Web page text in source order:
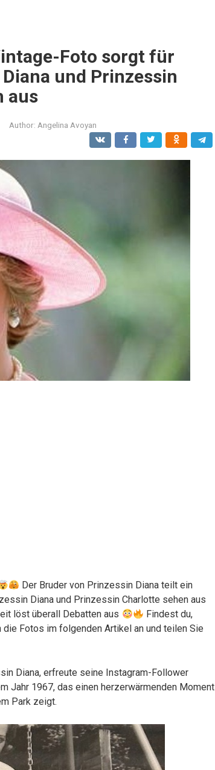
Foto sorgt für
und Prinzessin
aus
Author: Angelina Avoyan
Der Bruder von Prinzessin Diana teilt ein
Diana und Prinzessin Charlotte sehen aus
löst überall Debatten aus
Findest du,
Fotos im folgenden Artikel an und teilen Sie
Diana, erfreute seine Instagram-Follower
Jahr 1967, das einen herzerwärmenden Moment
Park zeigt.